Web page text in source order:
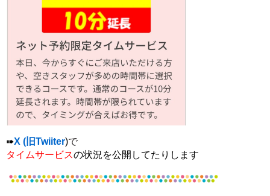
➠X (旧Twiiter)で
タイムサービスの状況を公開してたりします